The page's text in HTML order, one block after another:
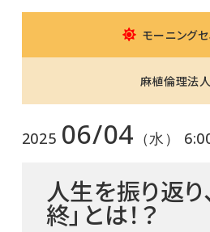
モーニング
麻植倫理法
2025 06/04 （水）
人生を振り返り
終」とは！？